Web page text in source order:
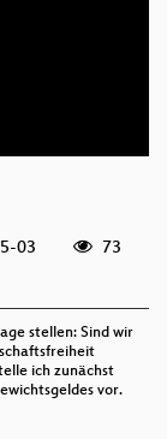
03
73
stellen: Sind wir
ich zunächst
vor.